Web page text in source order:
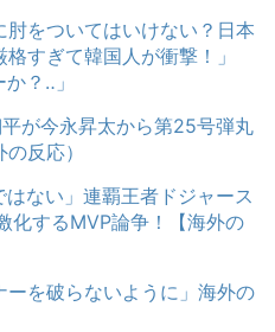
をついてはいけない？日本
すぎて韓国人が衝撃！」
？‥」
が今永昇太から第25号弾丸
反応）
はない」連覇王者ドジャース
化するMVP論争！【海外の
ーを破らないように」海外の